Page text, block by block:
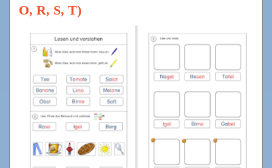
O, R, S, T)